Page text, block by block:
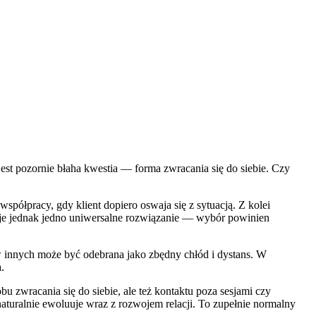
pozornie błaha kwestia — forma zwracania się do siebie. Czy
gdy klient dopiero oswaja się z sytuacją. Z kolei
jednak jedno uniwersalne rozwiązanie — wybór powinien
może być odebrana jako zbędny chłód i dystans. W
zwracania się do siebie, ale też kontaktu poza sesjami czy
ewoluuje wraz z rozwojem relacji. To zupełnie normalny